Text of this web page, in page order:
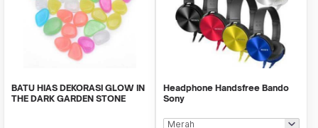
BATU HIAS DEKORASI GLOW IN
THE DARK GARDEN STONE
Headphone Handsfree Bando
Sony